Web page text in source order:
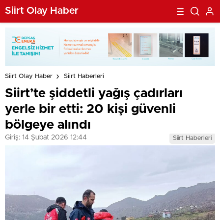
Siirt Olay Haber
Siirt Olay Haber Siirt Haberleri
Siirt’te şiddetli yağış çadırları
yerle bir etti: 20 kişi güvenli
bölgeye alındı
Giriş: 14 Şubat 2026 12:44 Siirt Haberleri